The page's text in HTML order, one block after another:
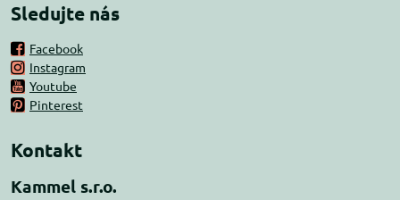
Sledujte nás
Facebook
Instagram
Youtube
Pinterest
Kontakt
Kammel s.r.o.